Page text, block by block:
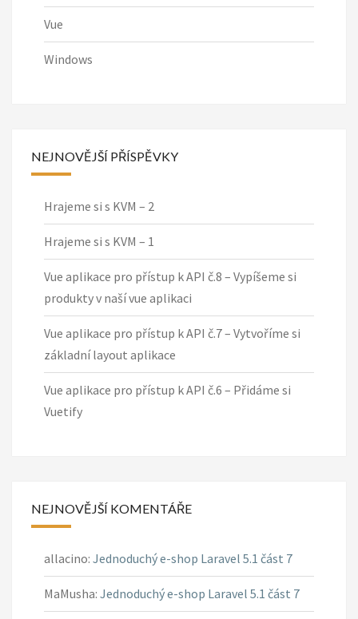
Vue
Windows
NEJNOVĚJŠÍ PŘÍSPĚVKY
Hrajeme si s KVM – 2
Hrajeme si s KVM – 1
Vue aplikace pro přístup k API č.8 – Vypíšeme si
produkty v naší vue aplikaci
Vue aplikace pro přístup k API č.7 – Vytvoříme si
základní layout aplikace
Vue aplikace pro přístup k API č.6 – Přidáme si
Vuetify
NEJNOVĚJŠÍ KOMENTÁŘE
allacino: Jednoduchý e-shop Laravel 5.1 část 7
MaMusha: Jednoduchý e-shop Laravel 5.1 část 7